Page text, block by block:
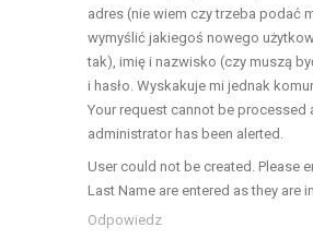
adres (nie wiem czy trzeba podać
wymyślić jakiegoś nowego
tak), imię i nazwisko (czy muszą
i hasło. Wyskakuje mi jednak
Your request cannot be processed
administrator has been alerted.
User could not be created. Please
Last Name are entered as they are
Odpowiedz